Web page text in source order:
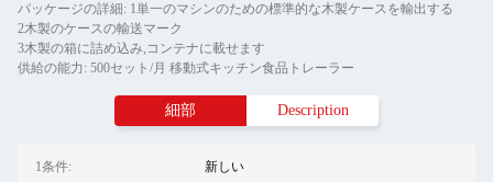
パッケージの詳細: 1単一のマシンのための標準的な木製ケースを輸出する
2木製のケースの輸送マーク
3木製の箱に詰め込み,コンテナに載せます
供給の能力: 500セット/月 移動式キッチン食品トレーラー
細部 Description
1条件: 新しい